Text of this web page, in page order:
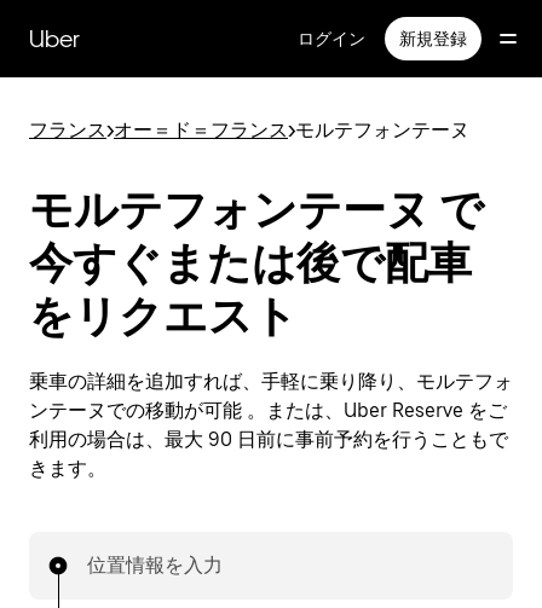
Uber ログイン 新規登録
フランス>オー＝ド＝フランス>モルテフォンテーヌ
モルテフォンテーヌ で
今すぐまたは後で配車
をリクエスト
乗車の詳細を追加すれば、手軽に乗り降り、モルテフォ
ンテーヌでの移動が可能 。または、Uber Reserve をご
利用の場合は、最大 90 日前に事前予約を行うこともで
きます。
位置情報を入力